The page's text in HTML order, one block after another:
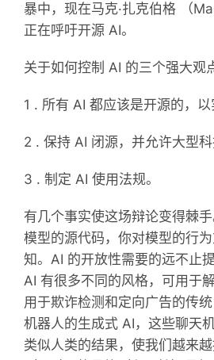
暴中，现在马克·扎克伯格 （
正在呼吁开源 AI。
关于如何控制 AI 的三个强大观
1 . 所有 AI 都应该是开源的，以
2 . 保持 AI 闭源，并允许大型科
3 . 制定 AI 使用法规。
有几个事实使这场辩论变得棘
模型的源代码，你对模型的行
知。AI 的开放性需要的远不止
AI 有很多不同的风格，可用于
用于欺诈检测和定向广告的传
机器人的生成式 AI，这些聊天
类似人类的结果，使我们越来